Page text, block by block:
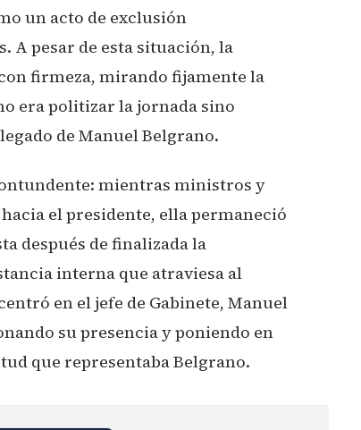
un acto de exclusión
A pesar de esta situación, la
firmeza, mirando fijamente la
era politizar la jornada sino
de Manuel Belgrano.
mientras ministros y
el presidente, ella permaneció
después de finalizada la
interna que atraviesa al
en el jefe de Gabinete, Manuel
su presencia y poniendo en
que representaba Belgrano.